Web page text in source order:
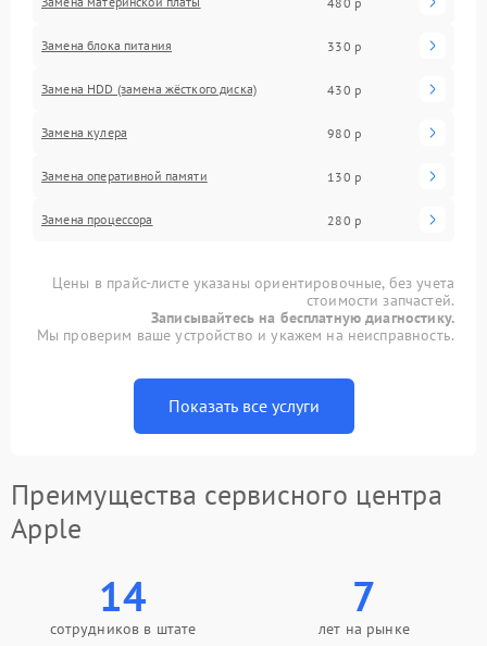
Замена блока питания 330 р
Замена HDD (замена жёсткого диска) 430 р
Замена кулера 980 р
Замена оперативной памяти 130 р
Замена процессора 280 р
Цены в прайс-листе указаны ориентировочные, без учета
стоимости запчастей.
Записывайтесь на бесплатную диагностику.
Мы проверим ваше устройство и укажем на неисправность.
Показать все услуги
Преимущества сервисного центра
Apple
14
сотрудников в штате
7
лет на рынке